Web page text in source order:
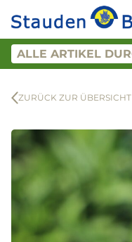
ZURÜCK ZUR ÜBERSICHT